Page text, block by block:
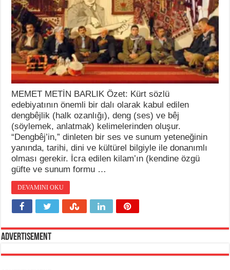
MEMET METİN BARLIK Özet: Kürt sözlü
edebiyatının önemli bir dalı olarak kabul edilen
dengbêjlik (halk ozanlığı), deng (ses) ve bêj
(söylemek, anlatmak) kelimelerinden oluşur.
“Dengbêj’in,” dinleten bir ses ve sunum yeteneğinin
yanında, tarihi, dini ve kültürel bilgiyle ile donanımlı
olması gerekir. İcra edilen kilam’ın (kendine özgü
güfte ve sunum formu …
DEVAMINI OKU
Advertisement